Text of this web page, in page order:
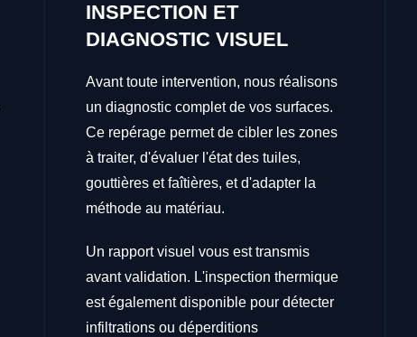
INSPECTION ET
DIAGNOSTIC VISUEL
Avant toute intervention, nous réalisons
un diagnostic complet de vos surfaces.
Ce repérage permet de cibler les zones
à traiter, d'évaluer l'état des tuiles,
gouttières et faîtières, et d'adapter la
méthode au matériau.
Un rapport visuel vous est transmis
avant validation. L'inspection thermique
est également disponible pour détecter
infiltrations ou déperditions